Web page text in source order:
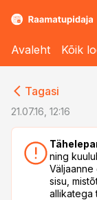
Avaleht Kõik
Tagasi
21.07.16, 12:16
ning
sisu,
allikatega